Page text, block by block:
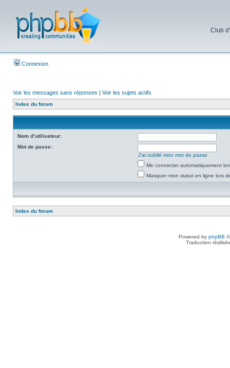
Club
Connexion
Voir les messages sans réponses | Voir les sujets actifs
Index du forum
Nom d’utilisateur:
Mot de passe:
J’ai oublié mon mot de passe
Me connecter automatiquement
Masquer mon statut en ligne lors
Index du forum
Powered by phpBB
Traduction